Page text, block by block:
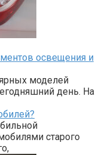
освещения и
моделей
день. На
старого